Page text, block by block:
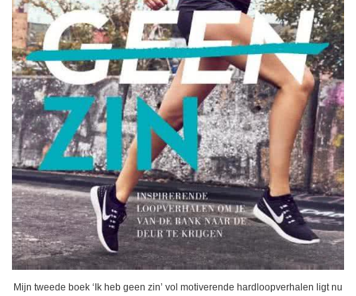
Mijn tweede boek ‘Ik heb geen zin’ vol motiverende hardloopverhalen ligt nu